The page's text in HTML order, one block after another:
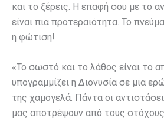
και το ξέρεις. Η επαφή σου με το
είναι πια προτεραιότητα. Το
η φώτιση!
«Το σωστό και το λάθος είναι το
υπογραμμίζει η Διονυσία σε μια
της χαμογελά. Πάντα οι
μας αποτρέψουν από τους